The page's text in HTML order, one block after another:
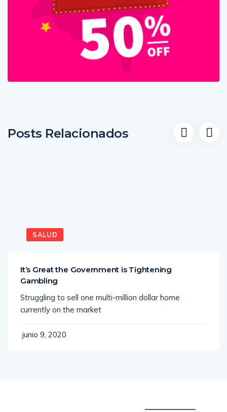
Posts Relacionados
SALUD
It’s Great the Government is Tightening
Gambling
Struggling to sell one multi-million dollar home
currently on the market
junio 9, 2020